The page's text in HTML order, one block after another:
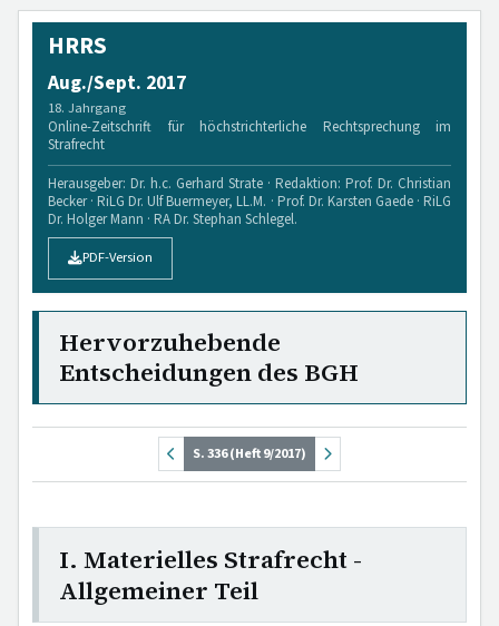
HRRS
Aug./Sept. 2017
18. Jahrgang
Online-Zeitschrift für höchstrichterliche Rechtsprechung im
Strafrecht
Herausgeber: Dr. h.c. Gerhard Strate · Redaktion: Prof. Dr. Christian
Becker · RiLG Dr. Ulf Buermeyer, LL.M. · Prof. Dr. Karsten Gaede · RiLG
Dr. Holger Mann · RA Dr. Stephan Schlegel.
PDF-Version
Hervorzuhebende
Entscheidungen des BGH
S. 336 (Heft 9/2017)
I. Materielles Strafrecht -
Allgemeiner Teil